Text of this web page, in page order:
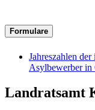
Formulare
Jahreszahlen
Asylbewerber in
Landratsamt